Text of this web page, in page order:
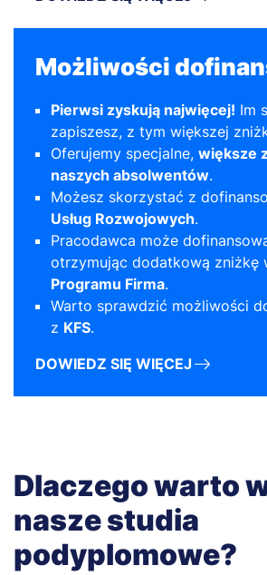
Możliwości
Pierwsi zyskują najwięcej! Im
zapiszesz, z tym większej
Oferujemy specjalne, większe
naszych absolwentów.
Możesz skorzystać z
Usług Rozwojowych.
Pracodawca może
otrzymując dodatkową zniżkę
Programu Firma.
Warto sprawdzić możliwości
z KFS.
DOWIEDZ SIĘ WIĘCEJ
Dlaczego warto
nasze studia
podyplomowe?